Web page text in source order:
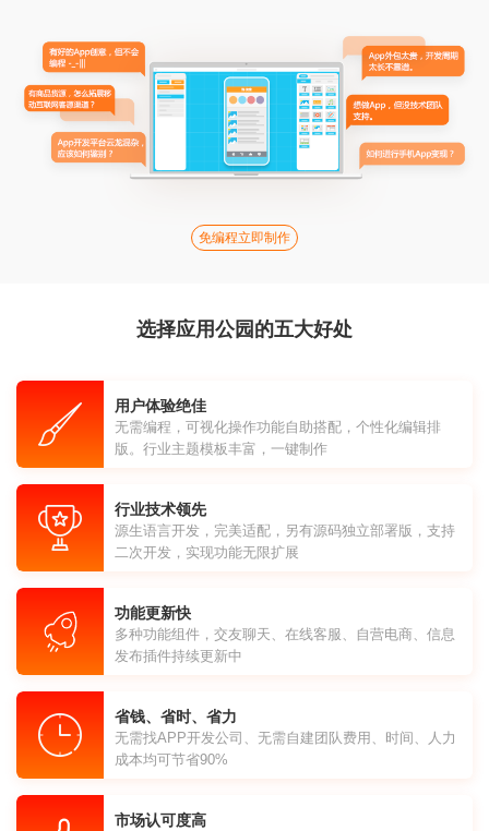
免编程立即制作
选择应用公园的五大好处
用户体验绝佳
无需编程，可视化操作功能自助搭配，个性化编辑排
版。行业主题模板丰富，一键制作
行业技术领先
源生语言开发，完美适配，另有源码独立部署版，支持
二次开发，实现功能无限扩展
功能更新快
多种功能组件，交友聊天、在线客服、自营电商、信息
发布插件持续更新中
省钱、省时、省力
无需找APP开发公司、无需自建团队费用、时间、人力
成本均可节省90%
市场认可度高